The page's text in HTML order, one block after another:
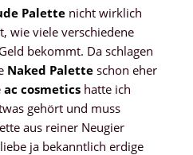
Palettenicht wirklich
wie viele verschiedene
bekommt. Da schlagen
Naked Paletteschon eher
ac cosmeticshatte ich
gehört und muss
aus reiner Neugier
ja bekanntlich erdige